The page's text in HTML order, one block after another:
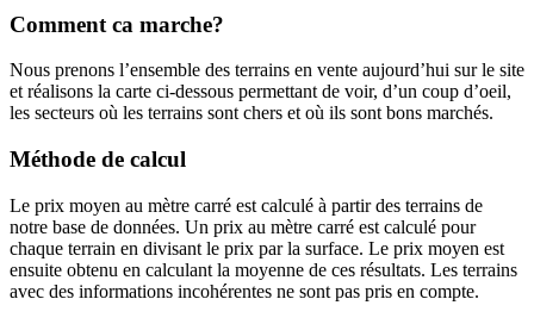
Comment ca marche?
Nous prenons l’ensemble des terrains en vente aujourd’hui sur le site
et réalisons la carte ci-dessous permettant de voir, d’un coup d’oeil,
les secteurs où les terrains sont chers et où ils sont bons marchés.
Méthode de calcul
Le prix moyen au mètre carré est calculé à partir des terrains de
notre base de données. Un prix au mètre carré est calculé pour
chaque terrain en divisant le prix par la surface. Le prix moyen est
ensuite obtenu en calculant la moyenne de ces résultats. Les terrains
avec des informations incohérentes ne sont pas pris en compte.